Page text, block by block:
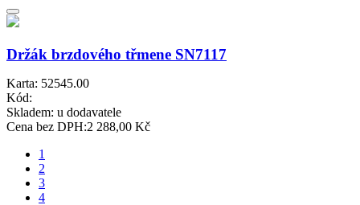
Držák brzdového třmene SN7117
Karta: 52545.00
Kód:
Skladem: u dodavatele
Cena bez DPH:2 288,00 Kč
1
2
3
4